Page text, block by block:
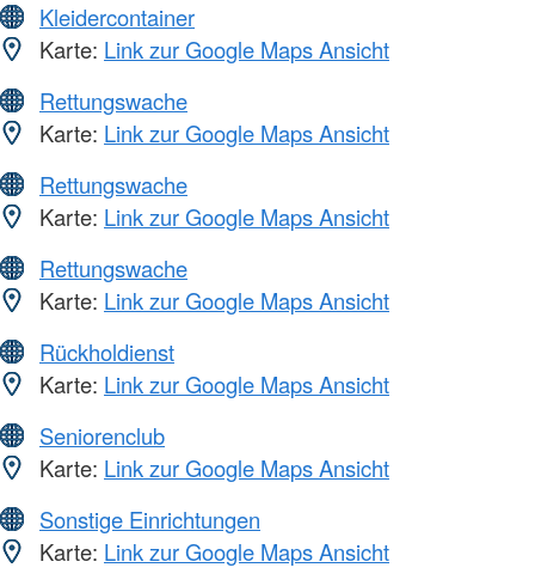
Kleidercontainer
Karte: Link zur Google Maps Ansicht
Rettungswache
Karte: Link zur Google Maps Ansicht
Rettungswache
Karte: Link zur Google Maps Ansicht
Rettungswache
Karte: Link zur Google Maps Ansicht
Rückholdienst
Karte: Link zur Google Maps Ansicht
Seniorenclub
Karte: Link zur Google Maps Ansicht
Sonstige Einrichtungen
Karte: Link zur Google Maps Ansicht